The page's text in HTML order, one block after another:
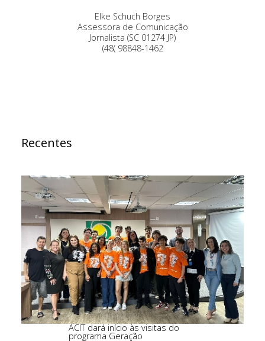
Elke Schuch Borges
Assessora de Comunicação
Jornalista (SC 01274 JP)
(48( 98848-1462
Recentes
ACIT dará início às visitas do
programa Geração